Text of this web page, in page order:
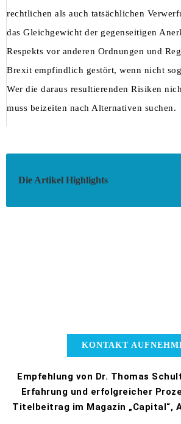
rechtlichen als auch tatsächlichen
das Gleichgewicht der gegenseitigen
Respekts vor anderen Ordnungen und
Brexit empfindlich gestört, wenn nicht
Wer die daraus resultierenden Risiken
muss beizeiten nach Alternativen suchen.
Die Artikel Highlights
KONTAKT
Empfehlung von Dr. Thomas
Erfahrung und erfolgreicher
Titelbeitrag im Magazin „Capital“,